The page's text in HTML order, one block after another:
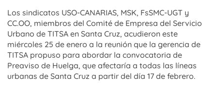
Los sindicatos USO-CANARIAS, MSK, FsSMC-UGT y
CC.OO, miembros del Comité de Empresa del Servicio
Urbano de TITSA en Santa Cruz, acudieron este
miércoles 25 de enero a la reunión que la gerencia de
TITSA propuso para abordar la convocatoria de
Preaviso de Huelga, que afectaría a todas las líneas
urbanas de Santa Cruz a partir del día 17 de febrero.